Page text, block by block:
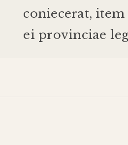
coniecerat, item
ei provinciae